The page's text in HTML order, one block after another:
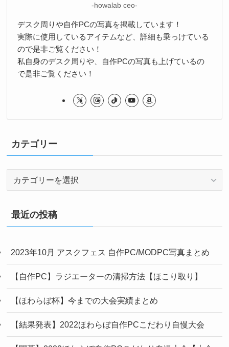
-howalab ceo-
デスク周りや自作PCの写真を掲載しています！
実際に使用しているアイテムなど、詳細も乗っけている
ので是非ご覧ください！
私自身のデスク周りや、自作PCの写真も上げているの
で是非ご覧ください！
カテゴリー
リ
ー
最近の投稿
2023年10月 アスクフェス 自作PC/MODPC写真まとめ
【自作PC】ラジエーターの清掃方法【ほこり取り】
【ほわらぼ杯】今までの大会実績まとめ
【結果発表】2022ほわらぼ自作PCこだわり自慢大会